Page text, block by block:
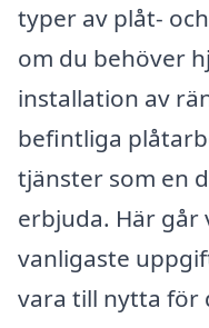
typer av plåt-
om du behöver
installation av
befintliga
tjänster som en
erbjuda. Här går
vanligaste
vara till nytta för